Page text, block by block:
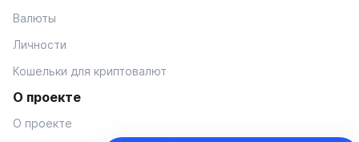
Валюты
Личности
Кошельки для криптовалют
О проекте
О проекте